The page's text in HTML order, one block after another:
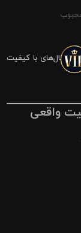
کانال‌های با کیفیت